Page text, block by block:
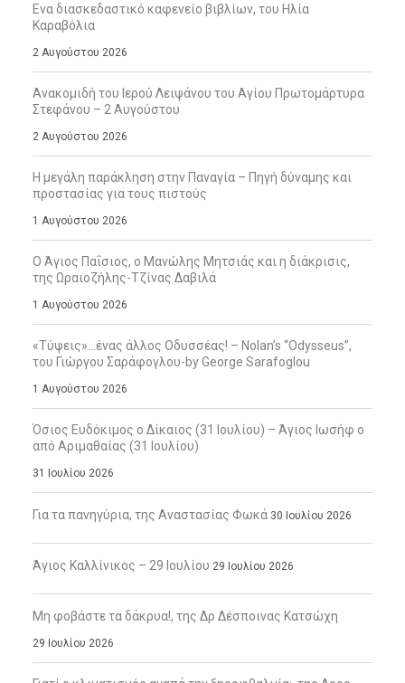
Ενα διασκεδαστικό καφενείο βιβλίων, του Ηλία
Καραβόλια
2 Αυγούστου 2026
Ανακομιδή του Ιερού Λειψάνου του Αγίου Πρωτομάρτυρα
Στεφάνου – 2 Αυγούστου
2 Αυγούστου 2026
Η μεγάλη παράκληση στην Παναγία – Πηγή δύναμης και
προστασίας για τους πιστούς
1 Αυγούστου 2026
Ο Άγιος Παΐσιος, ο Μανώλης Μητσιάς και η διάκρισις,
της Ωραιοζήλης-Τζίνας Δαβιλά
1 Αυγούστου 2026
«Τύψεις»…ένας άλλος Οδυσσέας! – Nolan’s “Odysseus”,
του Γιώργου Σαράφογλου-by George Sarafoglou
1 Αυγούστου 2026
Όσιος Ευδόκιμος ο Δίκαιος (31 Ιουλίου) – Άγιος Ιωσήφ ο
από Αριμαθαίας (31 Ιουλίου)
31 Ιουλίου 2026
Για τα πανηγύρια, της Αναστασίας Φωκά 30 Ιουλίου 2026
Άγιος Καλλίνικος – 29 Ιουλίου 29 Ιουλίου 2026
Μη φοβάστε τα δάκρυα!, της Δρ Δέσποινας Κατσώχη
29 Ιουλίου 2026